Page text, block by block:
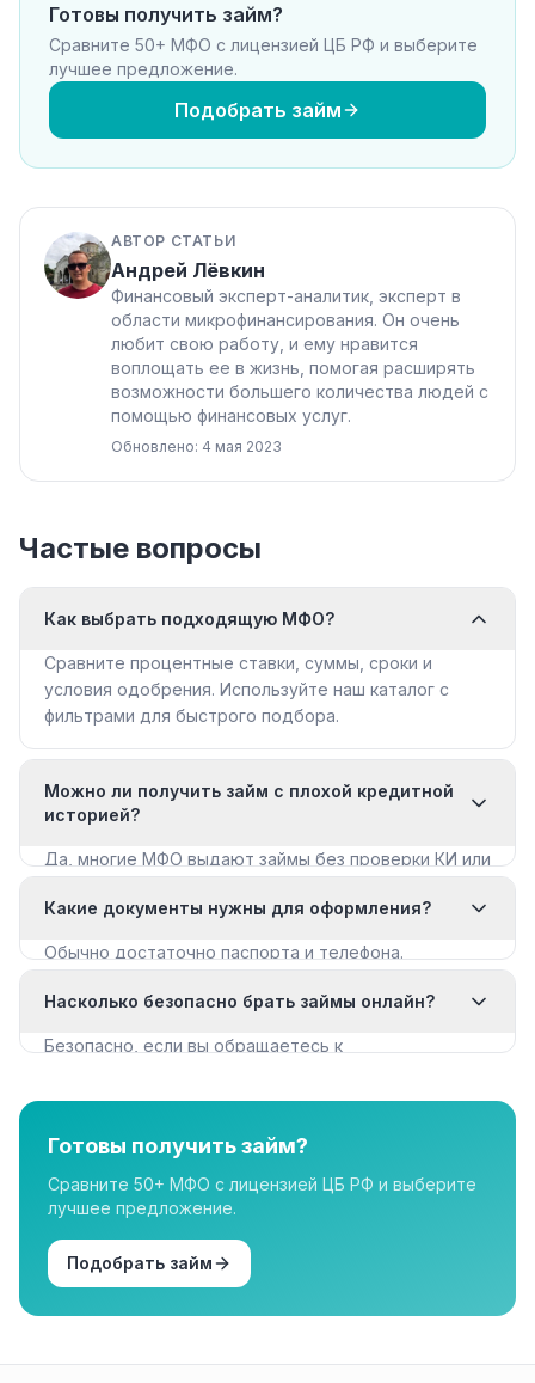
Готовы получить займ?
Сравните 50+ МФО с лицензией ЦБ РФ и выберите
лучшее предложение.
Подобрать займ
АВТОР СТАТЬИ
Андрей Лёвкин
Финансовый эксперт-аналитик, эксперт в
области микрофинансирования. Он очень
любит свою работу, и ему нравится
воплощать ее в жизнь, помогая расширять
возможности большего количества людей с
помощью финансовых услуг.
Обновлено: 4 мая 2023
Частые вопросы
Как выбрать подходящую МФО?
Сравните процентные ставки, суммы, сроки и
условия одобрения. Используйте наш каталог с
фильтрами для быстрого подбора.
Можно ли получить займ с плохой кредитной
историей?
Да, многие МФО выдают займы без проверки КИ или
с плохой КИ».
Какие документы нужны для оформления?
Обычно достаточно паспорта и телефона.
документы для крупных сумм.
Насколько безопасно брать займы онлайн?
Безопасно, если вы обращаетесь к
организации в нашем каталоге имеют лицензию.
Готовы получить займ?
Сравните 50+ МФО с лицензией ЦБ РФ и выберите
лучшее предложение.
Подобрать займ